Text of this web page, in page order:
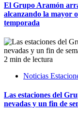
El Grupo Aramón
alcanzando la mayor
temporada
2 min de lectura
Noticias
Las estaciones del
nevadas y un fin de